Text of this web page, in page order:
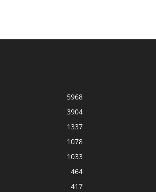
5968
3904
1337
1078
1033
464
417